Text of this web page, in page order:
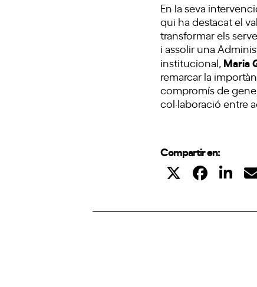
En la seva
qui ha destacat el
transformar els
i assolir una
institucional, Maria
remarcar la
compromís de
col·laboració entre
Compartir en: